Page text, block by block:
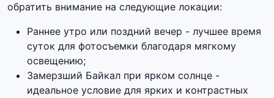
обратить внимание на следующие локации:
Раннее утро или поздний вечер - лучшее время
суток для фотосъемки благодаря мягкому
освещению;
Замерзший Байкал при ярком солнце -
идеальное условие для ярких и контрастных